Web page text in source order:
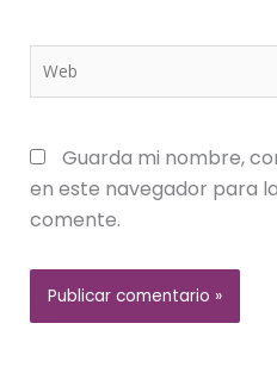
Web
Guarda mi nombre,
en este navegador para
comente.